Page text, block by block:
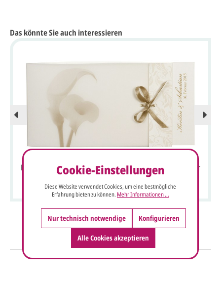
Das könnte Sie auch interessieren
Einladungskarte mit sepia Callablüte und Transparentpapier
Cookie-Einstellungen
Diese Website verwendet Cookies, um eine bestmögliche
Erfahrung bieten zu können. Mehr Informationen ...
Nur technisch notwendige Konfigurieren
Alle Cookies akzeptieren